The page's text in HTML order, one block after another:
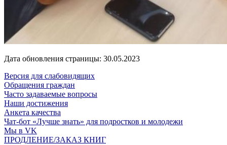
Дата обновления страницы: 30.05.2023
Версия для слабовидящих
Обращения граждан
Часто задаваемые вопросы
Наши достижения
Анкета качества
Чат-бот «Лучше знать» для подростков и молодежи
Мы в VK
ПРОДЛЕНИЕ/ЗАКАЗ КНИГ